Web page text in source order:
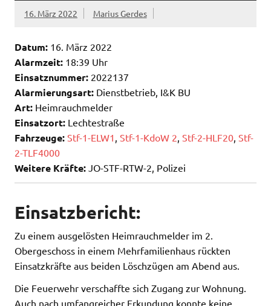
16. März 2022 Marius Gerdes
Datum: 16. März 2022
Alarmzeit: 18:39 Uhr
Einsatznummer: 2022137
Alarmierungsart: Dienstbetrieb, I&K BU
Art: Heimrauchmelder
Einsatzort: Lechtestraße
Fahrzeuge: Stf-1-ELW1 Stf-1-KdoW 2 Stf-2-HLF20 Stf-
2-TLF4000
Weitere Kräfte: JO-STF-RTW-2, Polizei
Einsatzbericht:
Zu einem ausgelösten Heimrauchmelder im 2.
Obergeschoss in einem Mehrfamilienhaus rückten
Einsatzkräfte aus beiden Löschzügen am Abend aus.
Die Feuerwehr verschaffte sich Zugang zur Wohnung.
Auch nach umfangreicher Erkundung konnte keine